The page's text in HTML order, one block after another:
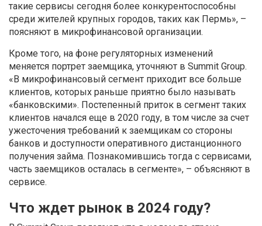
такие сервисы сегодня более конкурентоспособны
среди жителей крупных городов, таких как Пермь», –
поясняют в микрофинансовой организации.
Кроме того, на фоне регуляторных изменений
меняется портрет заемщика, уточняют в Summit Group.
«В микрофинансовый сегмент приходит все больше
клиентов, которых раньше приятно было называть
«банковскими». Постепенный приток в сегмент таких
клиентов начался еще в 2020 году, в том числе за счет
ужесточения требований к заемщикам со стороны
банков и доступности оперативного дистанционного
получения займа. Познакомившись тогда с сервисами,
часть заемщиков осталась в сегменте», – объясняют в
сервисе.
Что ждет рынок в 2024 году?